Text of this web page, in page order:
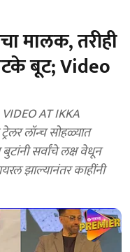
मालक, तरीही
बूट; Video
AT IKKA
लॉन्च सोहळ्यात
सर्वांचे लक्ष वेधून
झाल्यानंतर काहींनी